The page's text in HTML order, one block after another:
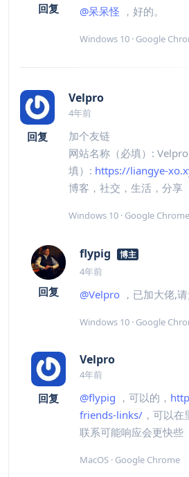
回复 @呆呆怪 ，好的。
Windows 10 · Google
回复
Velpro
4年前
加个友链
网站名称（必填）:
填）: https://liangye-
博客，社交，生活，分享
Windows 10 · Google Chrome
回复
flypig 博主
4年前
@Velpro ，已加大佬,
Windows 10 · Google
回复
Velpro
4年前
@flypig ，可以的，
friends-links/ ，可以
联系可能响应会更快些
MacOS · Google Chrome